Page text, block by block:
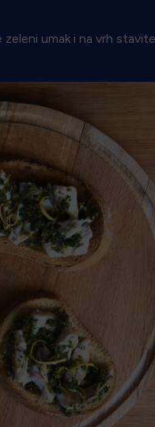
umak i na vrh